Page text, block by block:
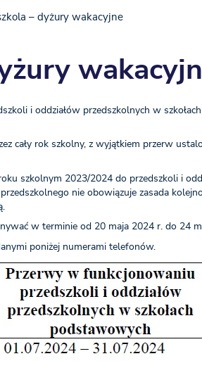
– dyżury wakacyjne
i oddziałów przedszkolnych w
cały rok szkolny, z wyjątkiem przerw
szkolnym 2023/2024 do przedszkoli i
nie obowiązuje zasada
w terminie od 20 maja 2024 r. do 24
poniżej numerami telefonów.